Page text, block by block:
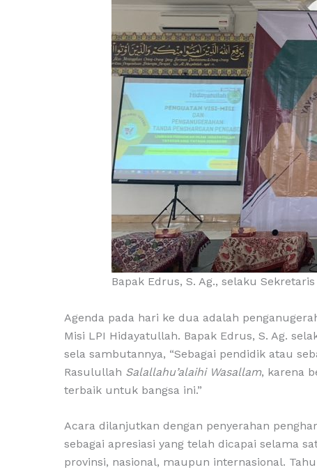
Bapak Edrus, S. Ag., selaku
Agenda pada hari ke dua adalah
Misi LPI Hidayatullah. Bapak Edrus, S. Ag.
sela sambutannya, “Sebagai pendidik atau
Rasulullah Salallahu’alaihi Wasallam, karena
terbaik untuk bangsa ini.”
Acara dilanjutkan dengan penyerahan
sebagai apresiasi yang telah dicapai selama
provinsi, nasional, maupun internasional.